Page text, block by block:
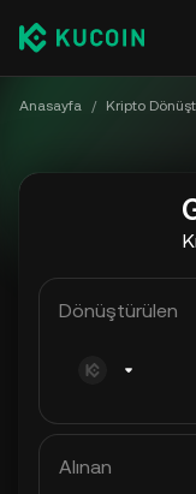
Anasayfa / Kripto
Dönüştürülen
Alınan